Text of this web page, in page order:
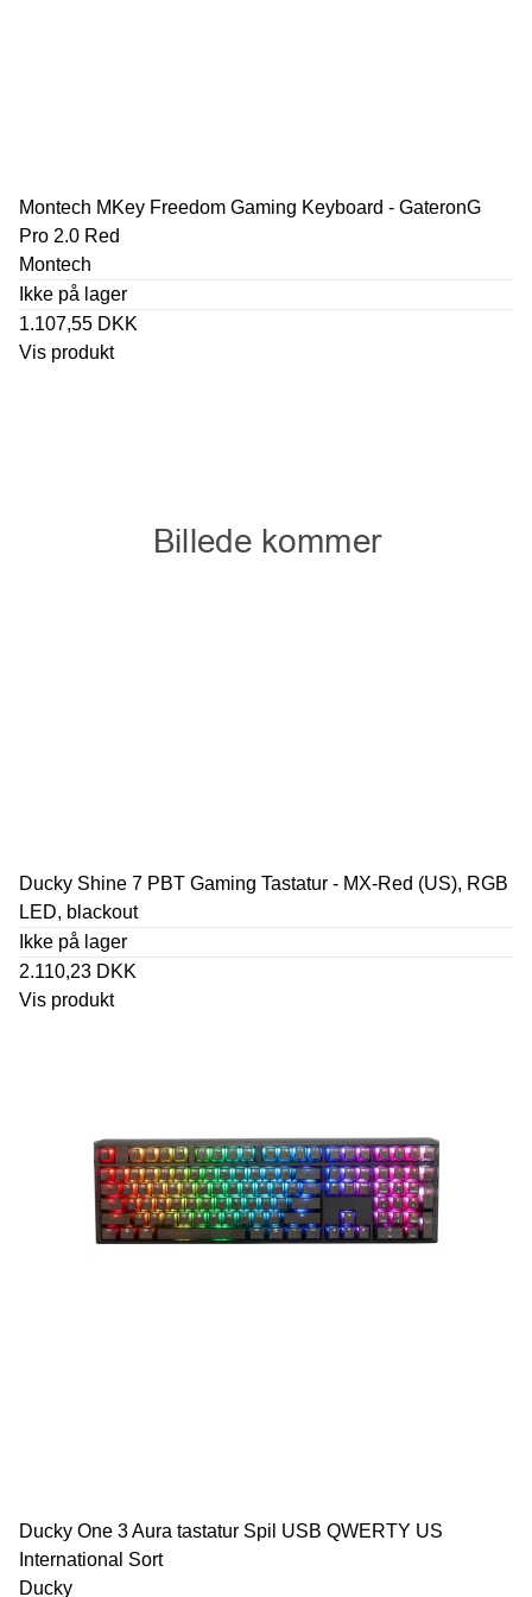
Montech MKey Freedom Gaming Keyboard - GateronG
Pro 2.0 Red
Montech
Ikke på lager
1.107,55 DKK
Vis produkt
Ducky Shine 7 PBT Gaming Tastatur - MX-Red (US), RGB
LED, blackout
Ikke på lager
2.110,23 DKK
Vis produkt
Ducky One 3 Aura tastatur Spil USB QWERTY US
International Sort
Ducky